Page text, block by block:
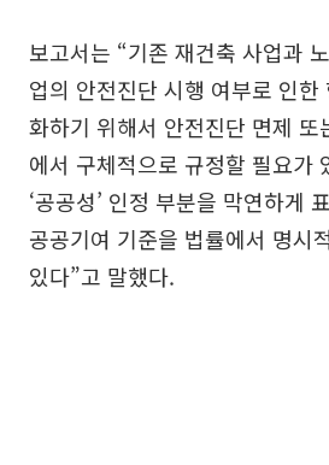
보고서는 “기존 재건축 사업과
업의 안전진단 시행 여부로 인한
화하기 위해서 안전진단 면제 또
에서 구체적으로 규정할 필요가
‘공공성’ 인정 부분을 막연하게
공공기여 기준을 법률에서 명시
있다”고 말했다.